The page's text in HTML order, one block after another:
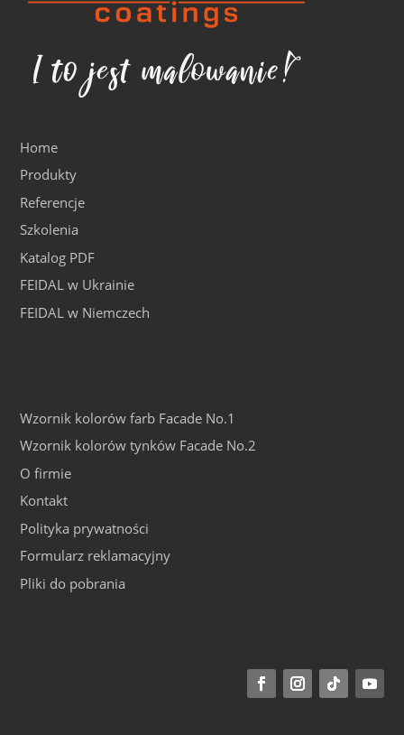
Home
Produkty
Referencje
Szkolenia
Katalog PDF
FEIDAL w Ukrainie
FEIDAL w Niemczech
Wzornik kolorów farb Facade No.1
Wzornik kolorów tynków Facade No.2
O firmie
Kontakt
Polityka prywatności
Formularz reklamacyjny
Pliki do pobrania